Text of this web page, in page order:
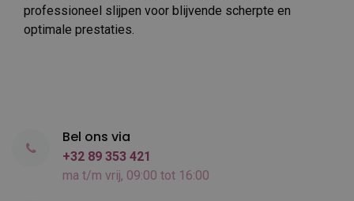
professioneel slijpen voor blijvende scherpte en
optimale prestaties.
Bel ons via
+32 89 353 421
ma t/m vrij, 09:00 tot 16:00